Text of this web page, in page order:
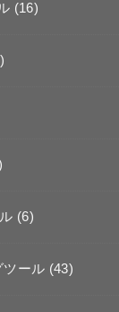
(16)
(6)
ツール (43)